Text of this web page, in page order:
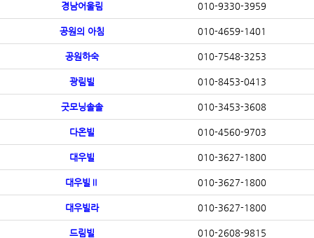
경남어울림 010-9330-3959
공원의 아침 010-4659-1401
공원하숙 010-7548-3253
광림빌 010-8453-0413
굿모닝솔솔 010-3453-3608
다온빌 010-4560-9703
대우빌 010-3627-1800
대우빌Ⅱ 010-3627-1800
대우빌라 010-3627-1800
드림빌 010-2608-9815